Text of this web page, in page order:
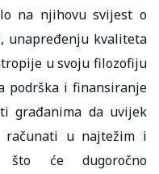
na njihovu svijest o
unapređenju kvaliteta
u svoju filozofiju
podrška i finansiranje
građanima da uvijek
računati u najtežim i
što će dugoročno